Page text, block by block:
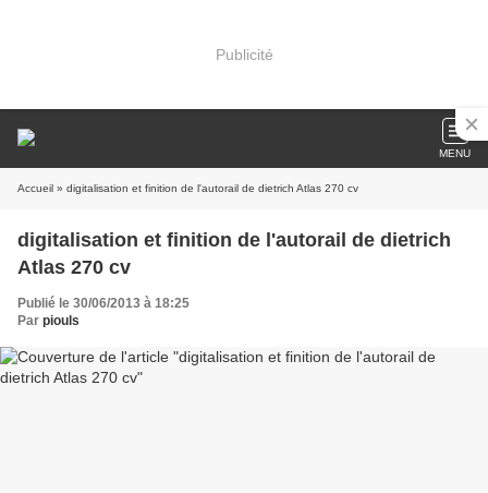
Publicité
MENU
Accueil » digitalisation et finition de l'autorail de dietrich Atlas 270 cv
digitalisation et finition de l'autorail de dietrich
Atlas 270 cv
Publié le 30/06/2013 à 18:25
Par piouls